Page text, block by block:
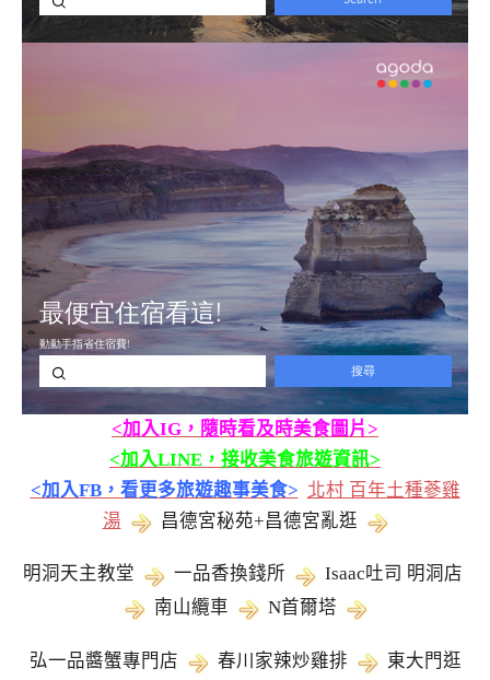
<加入IG，隨時看及時美食圖片>
<加入LINE，接收美食旅遊資訊>
<加入FB，看更多旅遊趣事美食> 北村 百年土種蔘雞
湯
昌德宮秘苑+昌德宮亂逛
明洞天主教堂 一品香換錢所
Isaac吐司 明洞店
南山纜車
N首爾塔
弘一品醬蟹專門店 春川家辣炒雞排
東大門逛